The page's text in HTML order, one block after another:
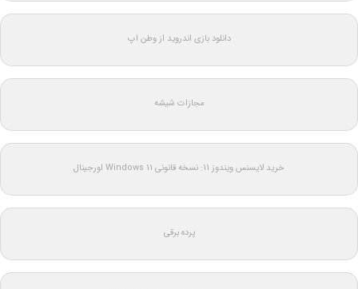
دانلود بازی اندروید از وطن اپ
مجازات شیشه
خرید لایسنس ویندوز 11: نسخه قانونی Windows 11 اورجینال
پرده برقی